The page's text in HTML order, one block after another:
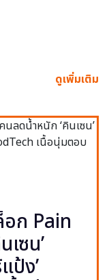
ดูเพิ่มเติม
ก Pain
ซน’
ป้ง’